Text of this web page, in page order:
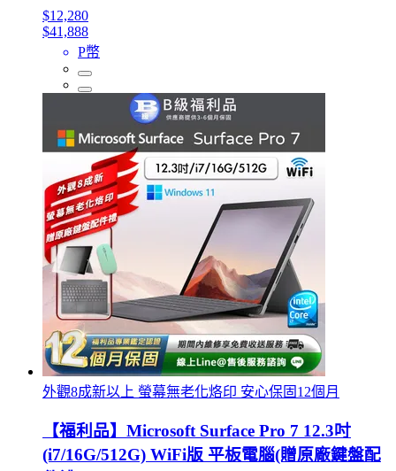
$12,280
$41,888
P幣
外觀8成新以上 螢幕無老化烙印 安心保固12個月
【福利品】Microsoft Surface Pro 7 12.3吋
(i7/16G/512G) WiFi版 平板電腦(贈原廠鍵盤配